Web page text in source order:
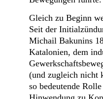
Gleich zu Beginn
Seit der
Michail Bakunins
Katalonien, dem
(und zugleich nicht
so bedeutende